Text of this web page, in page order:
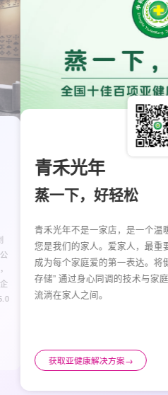
青禾光年
蒸一下，好轻松
青禾光年不是一家店，是一个温
您是我们的家人。爱家人，最重
成为每个家庭爱的第一表达。将
存储” 通过身心同调的技术与家
流淌在家人之间。
获取亚健康解决方案→